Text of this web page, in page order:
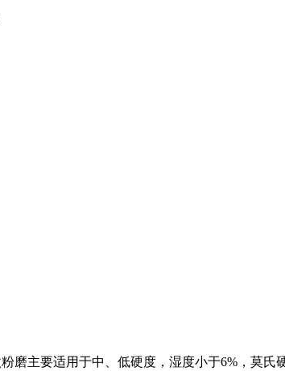
磨主要适用于中、低硬度，湿度小于6%，莫